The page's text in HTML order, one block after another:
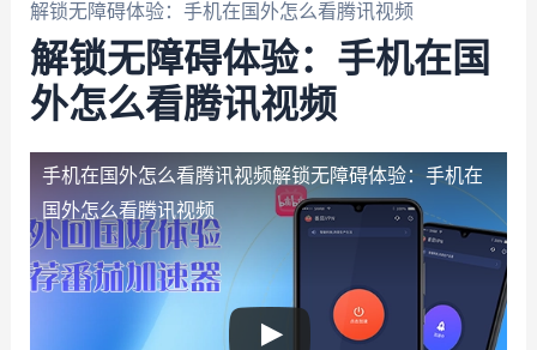
解锁无障碍体验：手机在国外怎么看腾讯视频
解锁无障碍体验：手机在国
外怎么看腾讯视频
手机在国外怎么看腾讯视频解锁无障碍体验：手机在
国外怎么看腾讯视频